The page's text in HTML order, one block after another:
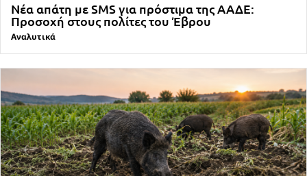
Νέα απάτη με SMS για πρόστιμα της ΑΑΔΕ:
Προσοχή στους πολίτες του Έβρου
Αναλυτικά